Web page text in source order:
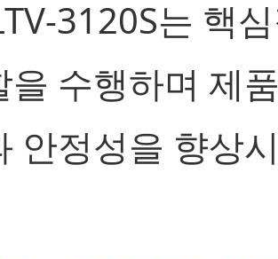
3120S는 핵
을 수행하며 제
안정성을 향상